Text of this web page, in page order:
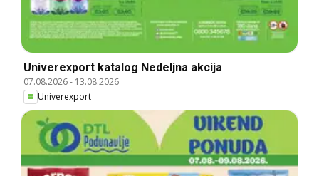
Univerexport katalog Nedeljna akcija
07.08.2026- 13.08.2026
Univerexport